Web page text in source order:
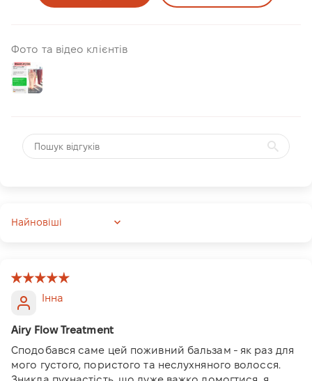
Фото та відео клієнтів
Sort by
Інна
Airy Flow Treatment
Сподобався саме цей поживний бальзам - як раз для
мого густого, пористого та неслухняного волосся.